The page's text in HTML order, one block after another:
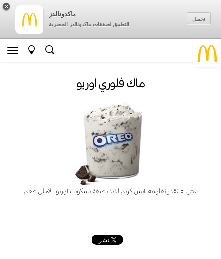
ماكدونالدز
التطبيق لصفقات ماكدونالدز الحصرية
تحميل
×
ماك فلوري اوريو
مش هاتقدر تقاومه! آيس كريم لذيذ بطبقة بسكويت أوريو.. لأحلى طعم!